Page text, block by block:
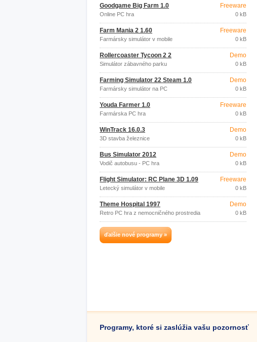
Goodgame Big Farm 1.0
Online PC hra
Freeware
0 kB
Farm Mania 2 1.60
Farmársky simulátor v mobile
Freeware
0 kB
Rollercoaster Tycoon 2 2
Simulátor zábavného parku
Demo
0 kB
Farming Simulator 22 Steam 1.0
Farmársky simulátor na PC
Demo
0 kB
Youda Farmer 1.0
Farmárska PC hra
Freeware
0 kB
WinTrack 16.0.3
3D stavba železnice
Demo
0 kB
Bus Simulator 2012
Vodič autobusu - PC hra
Demo
0 kB
Flight Simulator: RC Plane 3D 1.09
Letecký simulátor v mobile
Freeware
0 kB
Theme Hospital 1997
Retro PC hra z nemocničného prostredia
Demo
0 kB
ďalšie nové programy »
Programy, ktoré si zaslúžia vašu pozornosť